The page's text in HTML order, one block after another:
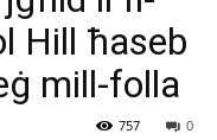
Hill ħaseb
mill-folla
0
757